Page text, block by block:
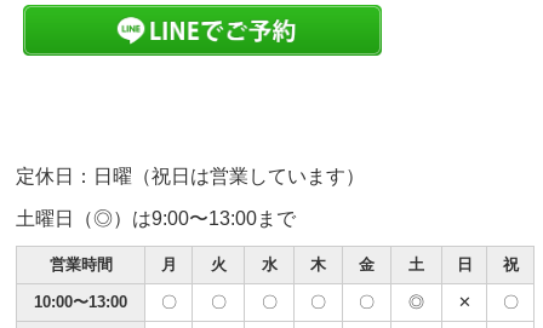
定休日：日曜（祝日は営業しています）
土曜日（◎）は9:00〜13:00まで
営業時間 月 火 水 木 金 土 日 祝
10:00〜13:00 〇 〇 〇 〇 〇 ◎ ✕ 〇